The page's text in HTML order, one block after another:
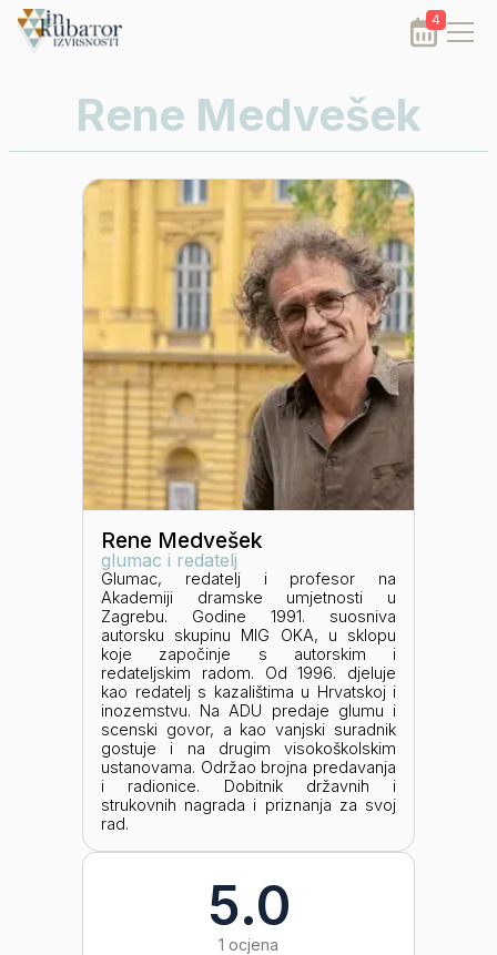
4
Rene Medvešek
Rene Medvešek
glumac i redatelj
Glumac, redatelj i profesor na
Akademiji dramske umjetnosti u
Zagrebu. Godine 1991. suosniva
autorsku skupinu MIG OKA, u sklopu
koje započinje s autorskim i
redateljskim radom. Od 1996. djeluje
kao redatelj s kazalištima u Hrvatskoj i
inozemstvu. Na ADU predaje glumu i
scenski govor, a kao vanjski suradnik
gostuje i na drugim visokoškolskim
ustanovama. Održao brojna predavanja
i radionice. Dobitnik državnih i
strukovnih nagrada i priznanja za svoj
rad.
5.0
1 ocjena